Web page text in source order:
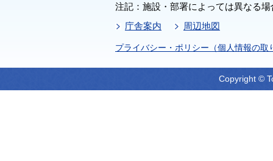
注記：施設・部署によっては異なる
庁舎案内
周辺地図
プライバシー・ポリシー（個人情報の取
Copyright ©